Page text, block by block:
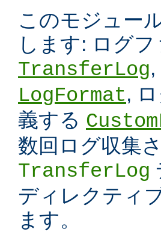
このモジュー
します: ログ
TransferLog
LogFormat,
義する
数回ログ収集
TransferLog
ディレクティ
ます。